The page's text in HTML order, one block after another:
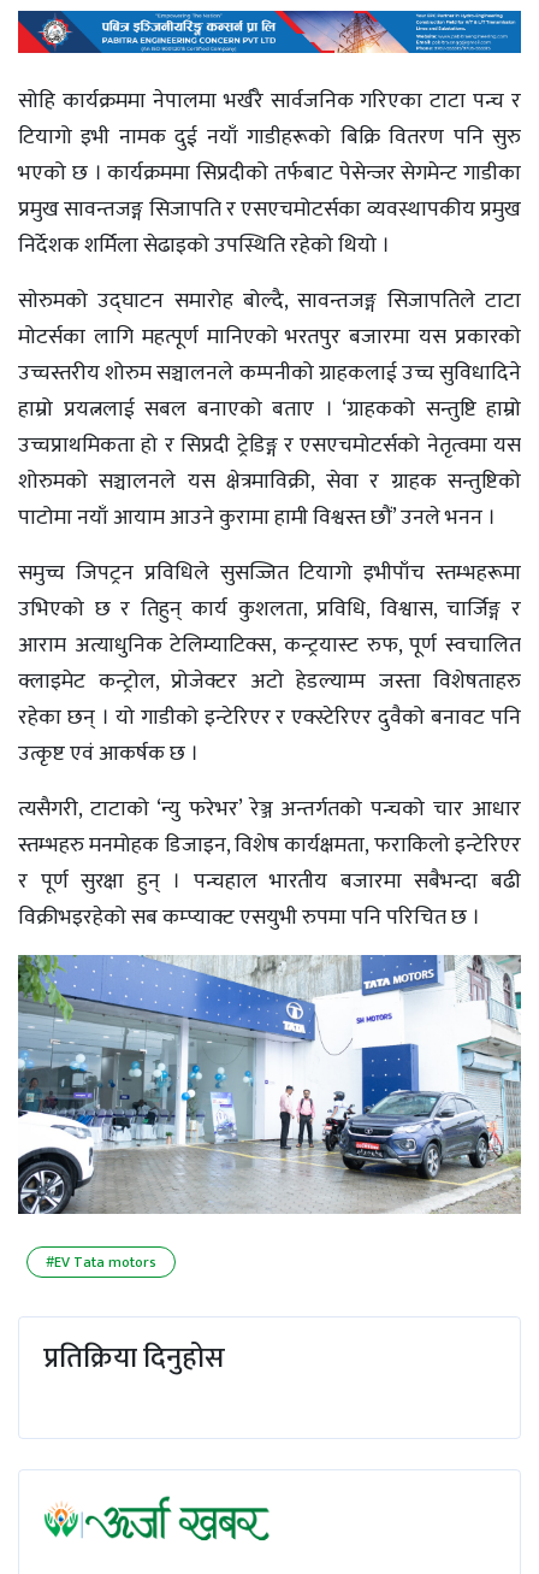
सोहि कार्यक्रममा नेपालमा भर्खरै सार्वजनिक गरिएका टाटा पन्च र
टियागो इभी नामक दुई नयाँ गाडीहरूको बिक्रि वितरण पनि सुरु
भएको छ । कार्यक्रममा सिप्रदीको तर्फबाट पेसेन्जर सेगमेन्ट गाडीका
प्रमुख सावन्तजङ्ग सिजापति र एसएचमोटर्सका व्यवस्थापकीय प्रमुख
निर्देशक शर्मिला सेढाइको उपस्थिति रहेको थियो ।
साेरुमको उद्घाटन समारोह बोल्दै, सावन्तजङ्ग सिजापतिले टाटा
मोटर्सका लागि महत्पूर्ण मानिएको भरतपुर बजारमा यस प्रकारको
उच्चस्तरीय शोरुम सञ्चालनले कम्पनीको ग्राहकलाई उच्च सुविधादिने
हाम्रो प्रयत्नलाई सबल बनाएको बताए । ‘ग्राहकको सन्तुष्टि हाम्रो
उच्चप्राथमिकता हो र सिप्रदी ट्रेडिङ्ग र एसएचमोटर्सको नेतृत्वमा यस
शोरुमको सञ्चालनले यस क्षेत्रमाविक्री, सेवा र ग्राहक सन्तुष्टिको
पाटोमा नयाँ आयाम आउने कुरामा हामी विश्वस्त छौं’ उनले भनन ।
समुच्च जिपट्रन प्रविधिले सुसज्जित टियागो इभीपाँच स्तम्भहरूमा
उभिएको छ र तिहुन् कार्य कुशलता, प्रविधि, विश्वास, चार्जिङ्ग र
आराम अत्याधुनिक टेलिम्याटिक्स, कन्ट्रयास्ट रुफ, पूर्ण स्वचालित
क्लाइमेट कन्ट्रोल, प्रोजेक्टर अटो हेडल्याम्प जस्ता विशेषताहरु
रहेका छन् । यो गाडीको इन्टेरिएर र एक्स्टेरिएर दुवैको बनावट पनि
उत्कृष्ट एवं आकर्षक छ ।
त्यसैगरी, टाटाको ‘न्यु फरेभर’ रेञ्ज अन्तर्गतको पन्चको चार आधार
स्तम्भहरु मनमोहक डिजाइन, विशेष कार्यक्षमता, फराकिलो इन्टेरिएर
र पूर्ण सुरक्षा हुन् । पन्चहाल भारतीय बजारमा सबैभन्दा बढी
विक्रीभइरहेको सब कम्प्याक्ट एसयुभी रुपमा पनि परिचित छ ।
#EV Tata motors
प्रतिक्रिया दिनुहोस